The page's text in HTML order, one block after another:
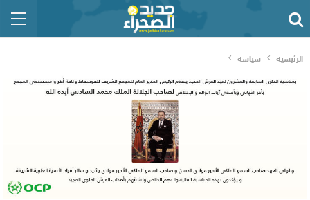
الرئيسية سياسة